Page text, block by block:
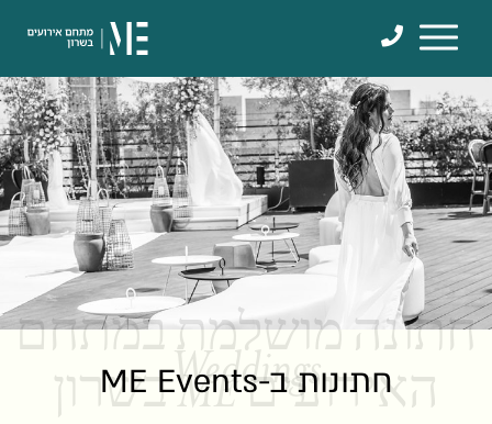
חתונות ב-ME EventsWeddings
חתונה מושלמת במתחם
האירועים ME בשרון